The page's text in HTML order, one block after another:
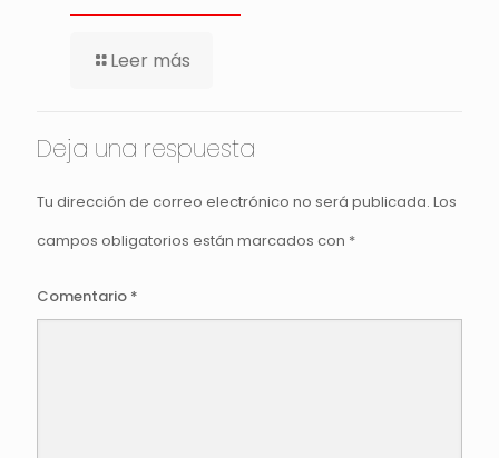
Leer más
Deja una respuesta
Tu dirección de correo electrónico no será publicada. Los
campos obligatorios están marcados con *
Comentario *